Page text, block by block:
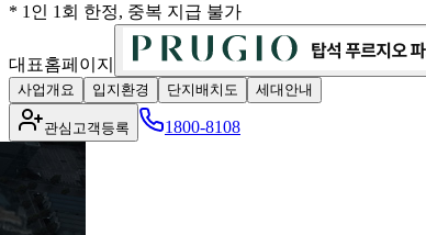
* 1인 1회 한정, 중복 지급 불가
대표홈페이지
사업개요 입지환경 단지배치도 세대안내
관심고객등록 1800-8108